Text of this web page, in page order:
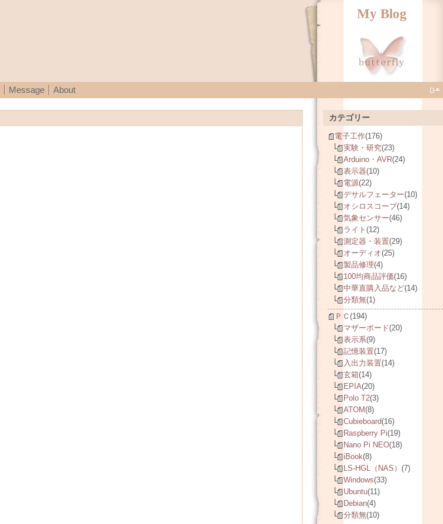
My Blog
Message About
カテゴリー
電子工作(176)
実験・研究(23)
Arduino・AVR(24)
表示器(10)
電源(22)
デサルフェーター(10)
オシロスコープ(14)
気象センサー(46)
ライト (12)
測定器・装置(29)
オーディオ(25)
製品修理(4)
100均商品評価(16)
中華直購入品など(14)
分類無(1)
ＰＣ (194)
マザーボード(20)
表示系(9)
記憶装置(17)
入出力装置(14)
玄箱(14)
EPIA(20)
Polo T2(3)
ATOM(8)
Cubieboard(16)
Raspberry Pi(19)
Nano Pi NEO(18)
iBook(8)
LS-HGL（NAS） (7)
Windows(33)
Ubuntu(11)
Debian(4)
分類無(10)